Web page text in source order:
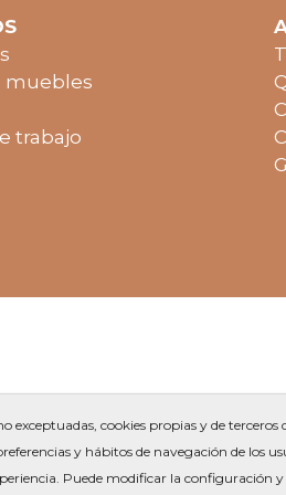
muebles
trabajo
exceptuadas, cookies propias y de terceros
y hábitos de navegación de los
Puede modificar la configuración y